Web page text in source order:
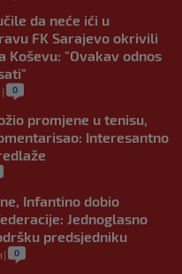
da neće ići u
FK Sarajevo okrivili
Koševu: "Ovakav odnos
| 0
promjene u tenisu,
Interesantno
Infantino dobio
Jednoglasno
predsjedniku
| 0